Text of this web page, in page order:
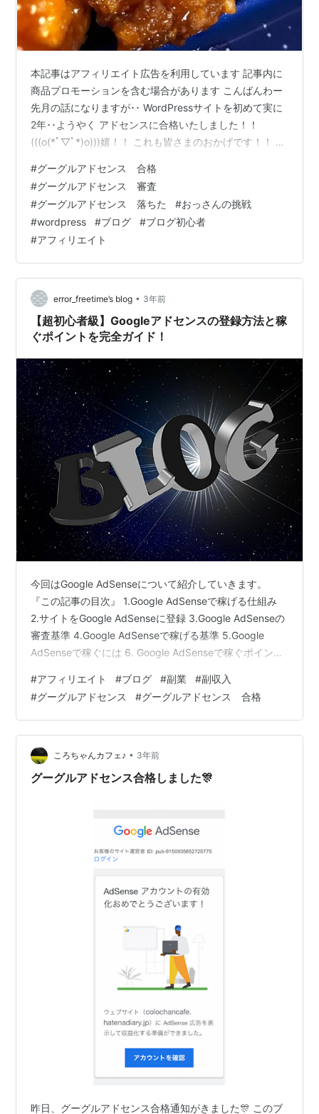
本記事はアフィリエイト広告を利用しています 記事内に
商品プロモーションを含む場合があります こんばんわー
先月の話になりますが･･ WordPressサイトを初めて実に
2年･･ようやく アドセンスに合格いたしました！！
(((o(*ﾟ▽ﾟ*)o)))嬉！！ これも皆さまのおかげです！！ 本
ありません･･(´艸｀*)！！ ConoHa WING a-
jyanaika.hatenablog.com は？アドセンス審査通るの
に･･2年も掛かるヤツおるの･･？ って思われるかも知れ
ませんが^^; おるんです！ （私ですっ^^;笑） いやね･･…
#グーグルアドセンス 合格
#グーグルアドセンス 審査
#グーグルアドセンス 落ちた #おっさんの挑戦
#wordpress #ブログ #ブログ初心者
#アフィリエイト
error_freetime’s blog • 3年前
【超初心者級】Googleアドセンスの登録方法と稼
ぐポイントを完全ガイド！
今回はGoogle AdSenseについて紹介していきます。
『この記事の目次』 1.Google AdSenseで稼げる仕組み
2.サイトをGoogle AdSenseに登録 3.Google AdSenseの
審査基準 4.Google AdSenseで稼げる基準 5.Google
AdSenseで稼ぐには 6. Google AdSenseで稼ぐポイント
1.Google AdSenseで稼げる仕組み Google AdSenseは広
告のクリック数が報酬につながる仕組みになっていま
す。アフィリエイトと…
#アフィリエイト #ブログ #副業 #副収入
#グーグルアドセンス #グーグルアドセンス 合格
ころちゃんカフェ♪ • 3年前
グーグルアドセンス合格しました🎊
昨日、グーグルアドセンス合格通知がきました🎊 このブ